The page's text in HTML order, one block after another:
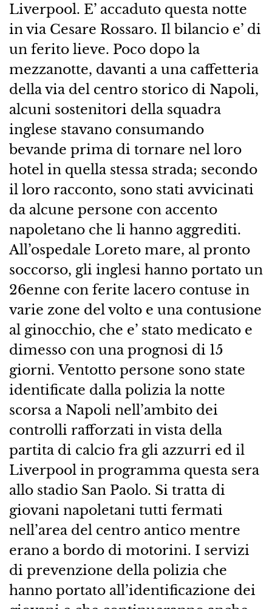
Liverpool. E’ accaduto questa notte
in via Cesare Rossaro. Il bilancio e’ di
un ferito lieve. Poco dopo la
mezzanotte, davanti a una caffetteria
della via del centro storico di Napoli,
alcuni sostenitori della squadra
inglese stavano consumando
bevande prima di tornare nel loro
hotel in quella stessa strada; secondo
il loro racconto, sono stati avvicinati
da alcune persone con accento
napoletano che li hanno aggrediti.
All’ospedale Loreto mare, al pronto
soccorso, gli inglesi hanno portato un
26enne con ferite lacero contuse in
varie zone del volto e una contusione
al ginocchio, che e’ stato medicato e
dimesso con una prognosi di 15
giorni. Ventotto persone sono state
identificate dalla polizia la notte
scorsa a Napoli nell’ambito dei
controlli rafforzati in vista della
partita di calcio fra gli azzurri ed il
Liverpool in programma questa sera
allo stadio San Paolo. Si tratta di
giovani napoletani tutti fermati
nell’area del centro antico mentre
erano a bordo di motorini. I servizi
di prevenzione della polizia che
hanno portato all’identificazione dei